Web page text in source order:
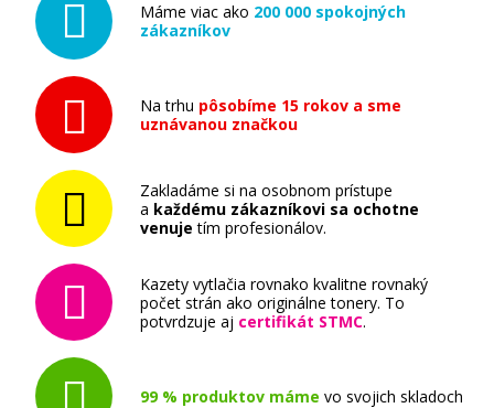
Máme viac ako 200 000 spokojných
zákazníkov
Na trhu pôsobíme 15 rokov a sme
uznávanou značkou
Zakladáme si na osobnom prístupe
a každému zákazníkovi sa ochotne
venuje tím profesionálov.
Kazety vytlačia rovnako kvalitne rovnaký
počet strán ako originálne tonery. To
potvrdzuje aj certifikát STMC.
99 % produktov máme vo svojich skladoch